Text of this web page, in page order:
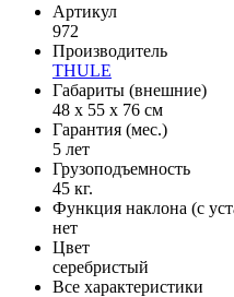
Артикул
972
Производитель
THULE
Габариты (внешние)
48 x 55 x 76 см
Гарантия (мес.)
5 лет
Грузоподъемность
45 кг.
Функция наклона (с
нет
Цвет
серебристый
Все характеристики